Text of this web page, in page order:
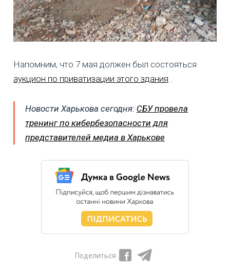
Напомним, что 7 мая должен был состояться
аукцион по приватизации этого здания
Новости Харькова сегодня: СБУ провела
тренинг по кибербезопасности для
представителей медиа в Харькове
Поделиться